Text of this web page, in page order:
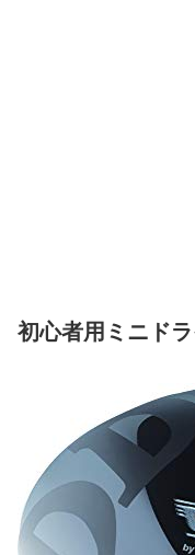
初心者用ミニド